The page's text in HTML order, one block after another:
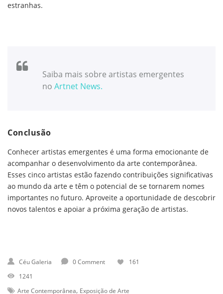
estranhas.
Saiba mais sobre artistas emergentes
no Artnet News.
Conclusão
Conhecer artistas emergentes é uma forma emocionante de
acompanhar o desenvolvimento da arte contemporânea.
Esses cinco artistas estão fazendo contribuições significativas
ao mundo da arte e têm o potencial de se tornarem nomes
importantes no futuro. Aproveite a oportunidade de descobrir
novos talentos e apoiar a próxima geração de artistas.
Céu Galeria 0 Comment
161
1241
Arte Contemporânea, Exposição de Arte